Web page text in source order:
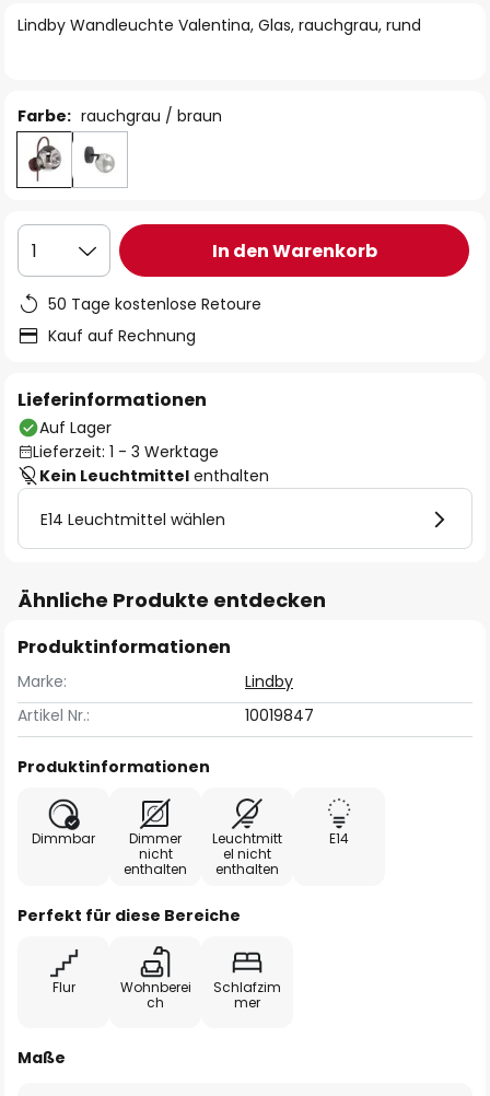
Lindby Wandleuchte Valentina, Glas, rauchgrau, rund
Farbe: rauchgrau / braun
1 In den Warenkorb
50 Tage kostenlose Retoure
Kauf auf Rechnung
Lieferinformationen
Auf Lager
Lieferzeit: 1 - 3 Werktage
Kein Leuchtmittel enthalten
E14 Leuchtmittel wählen
Ähnliche Produkte entdecken
Produktinformationen
Marke:
Lindby
Artikel Nr.:
10019847
Produktinformationen
Dimmbar
Dimmer
nicht
enthalten
Leuchtmitt
el nicht
enthalten
E14
Perfekt für diese Bereiche
Flur
Wohnberei
ch
Schlafzim
mer
Maße